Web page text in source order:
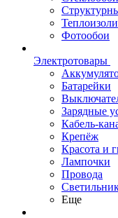
Фотообои
Электротовары
Батарейки
Зарядные
Кабель-
Крепёж
Красота и
Лампочки
Провода
Еще